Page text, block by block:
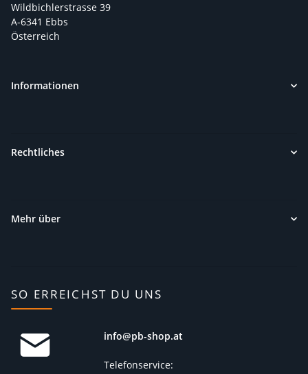
Wildbichlerstrasse 39
A-6341 Ebbs
Österreich
Informationen
Rechtliches
Mehr über
SO ERREICHST DU UNS
info@pb-shop.at
Telefonservice: